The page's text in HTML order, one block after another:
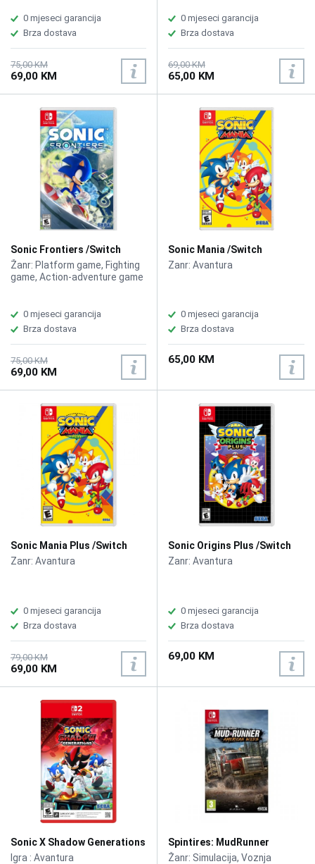
0 mjeseci garancija
Brza dostava
75,00 KM
69,00 KM
0 mjeseci garancija
Brza dostava
69,00 KM
65,00 KM
Sonic Frontiers /Switch
Žanr: Platform game, Fighting
game, Action-adventure game
0 mjeseci garancija
Brza dostava
75,00 KM
69,00 KM
Sonic Mania /Switch
Zanr: Avantura
0 mjeseci garancija
Brza dostava
65,00 KM
Sonic Mania Plus /Switch
Zanr: Avantura
0 mjeseci garancija
Brza dostava
79,00 KM
69,00 KM
Sonic Origins Plus /Switch
Zanr: Avantura
0 mjeseci garancija
Brza dostava
69,00 KM
Sonic X Shadow Generations
/Switch 2
Igra : Avantura
Spintires: MudRunner
American Wilds Edition
Žanr: Simulacija, Voznja